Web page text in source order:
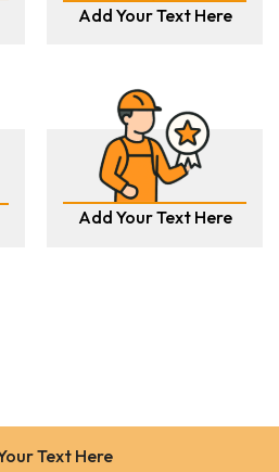
Add Your Text Here
Add Your Text Here
Text Here